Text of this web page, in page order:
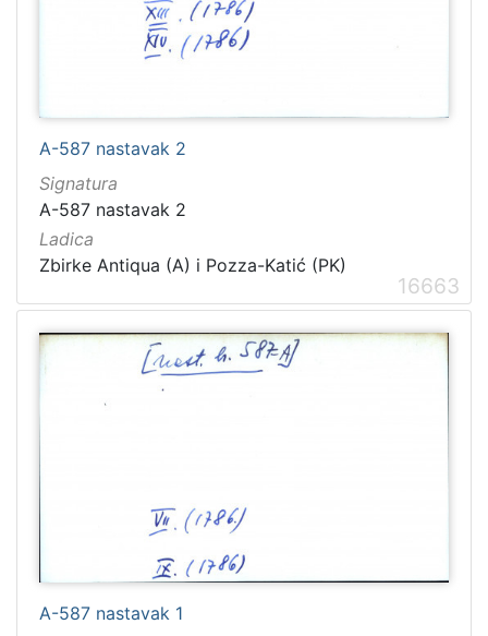
A-587 nastavak 2
Signatura
A-587 nastavak 2
Ladica
Zbirke Antiqua (A) i Pozza-Katić (PK)
16663
A-587 nastavak 1